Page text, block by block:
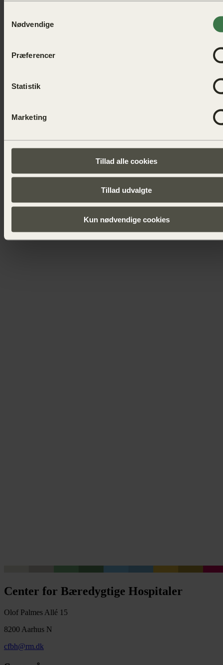
Nødvendige
Præferencer
Statistik
Marketing
Tillad alle cookies
Tillad udvalgte
Kun nødvendige cookies
Center for Bæredygtige Hospitaler
Olof Palmes Allé 15
8200 Aarhus N
cfbh@rm.dk